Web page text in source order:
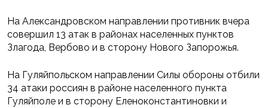
На Александровском направлении противник вчера
совершил 13 атак в районах населенных пунктов
Злагода, Вербово и в сторону Нового Запорожья.
На Гуляйпольском направлении Силы обороны отбили
34 атаки россиян в районе населенного пункта
Гуляйполе и в сторону Еленоконстантиновки и